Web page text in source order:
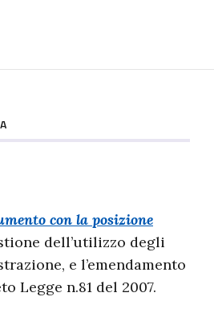
con la posizione
dell’utilizzo degli
e l’emendamento
Legge n.81 del 2007.